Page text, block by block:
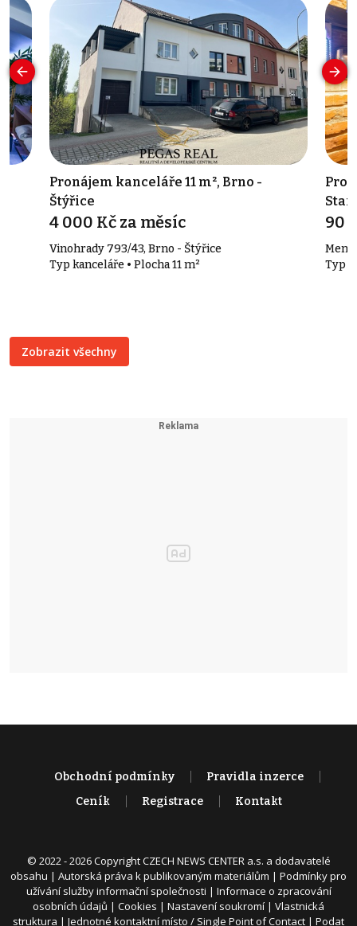
Pronájem kanceláře 11 m², Brno -
Štýřice
4 000 Kč za měsíc
Vinohrady 793/43, Brno - Štýřice
Typ kanceláře • Plocha 11 m²
90
Typ
Zobrazit všechny
Obchodní podmínky
Pravidla inzerce
Ceník
Registrace Kontakt
© 2022 - 2026 Copyright CZECH NEWS CENTER a.s. a dodavatelé
obsahu | Autorská práva k publikovaným materiálům | Podmínky pro
užívání služby informační společnosti | Informace o zpracování
osobních údajů | Cookies | Nastavení soukromí | Vlastnická
struktura | Jednotné kontaktní místo / Single Point of Contact | Podat